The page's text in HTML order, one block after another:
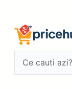
conținut